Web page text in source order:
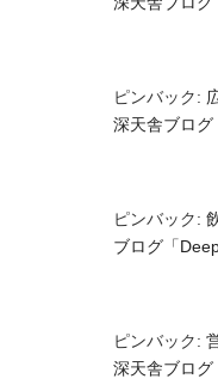
ピンバック:
深天舎ブログ
ピンバック:
ブログ「
ピンバック:
深天舎ブログ